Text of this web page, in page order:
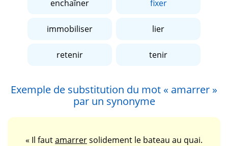
enchaîner fixer
immobiliser lier
retenir tenir
Exemple de substitution du mot « amarrer »
par un synonyme
« Il fautamarrersolidement le bateau au quai.